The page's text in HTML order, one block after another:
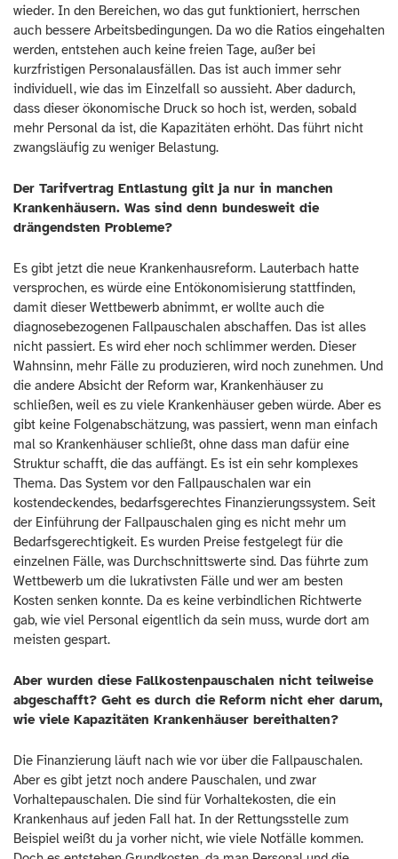
wieder. In den Bereichen, wo das gut funktioniert, herrschen
auch bessere Arbeitsbedingungen. Da wo die Ratios eingehalten
werden, entstehen auch keine freien Tage, außer bei
kurzfristigen Personalausfällen. Das ist auch immer sehr
individuell, wie das im Einzelfall so aussieht. Aber dadurch,
dass dieser ökonomische Druck so hoch ist, werden, sobald
mehr Personal da ist, die Kapazitäten erhöht. Das führt nicht
zwangsläufig zu weniger Belastung.
Der Tarifvertrag Entlastung gilt ja nur in manchen
Krankenhäusern. Was sind denn bundesweit die
drängendsten Probleme?
Es gibt jetzt die neue Krankenhausreform. Lauterbach hatte
versprochen, es würde eine Entökonomisierung stattfinden,
damit dieser Wettbewerb abnimmt, er wollte auch die
diagnosebezogenen Fallpauschalen abschaffen. Das ist alles
nicht passiert. Es wird eher noch schlimmer werden. Dieser
Wahnsinn, mehr Fälle zu produzieren, wird noch zunehmen. Und
die andere Absicht der Reform war, Krankenhäuser zu
schließen, weil es zu viele Krankenhäuser geben würde. Aber es
gibt keine Folgenabschätzung, was passiert, wenn man einfach
mal so Krankenhäuser schließt, ohne dass man dafür eine
Struktur schafft, die das auffängt. Es ist ein sehr komplexes
Thema. Das System vor den Fallpauschalen war ein
kostendeckendes, bedarfsgerechtes Finanzierungssystem. Seit
der Einführung der Fallpauschalen ging es nicht mehr um
Bedarfsgerechtigkeit. Es wurden Preise festgelegt für die
einzelnen Fälle, was Durchschnittswerte sind. Das führte zum
Wettbewerb um die lukrativsten Fälle und wer am besten
Kosten senken konnte. Da es keine verbindlichen Richtwerte
gab, wie viel Personal eigentlich da sein muss, wurde dort am
meisten gespart.
Aber wurden diese Fallkostenpauschalen nicht teilweise
abgeschafft? Geht es durch die Reform nicht eher darum,
wie viele Kapazitäten Krankenhäuser bereithalten?
Die Finanzierung läuft nach wie vor über die Fallpauschalen.
Aber es gibt jetzt noch andere Pauschalen, und zwar
Vorhaltepauschalen. Die sind für Vorhaltekosten, die ein
Krankenhaus auf jeden Fall hat. In der Rettungsstelle zum
Beispiel weißt du ja vorher nicht, wie viele Notfälle kommen.